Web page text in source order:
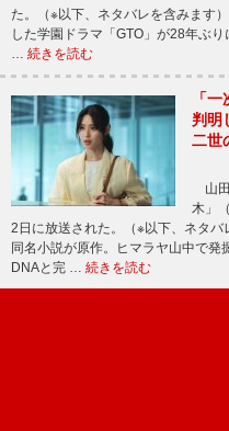
た。（※以下、ネタバレを含みま
した学園ドラマ「GTO」が28年ぶ
… 続きを読む
「
判明
二世
山田
木」
2日に放送された。（※以下、ネタ
同名小説が原作。ヒマラヤ山中で
DNAと完 … 続きを読む